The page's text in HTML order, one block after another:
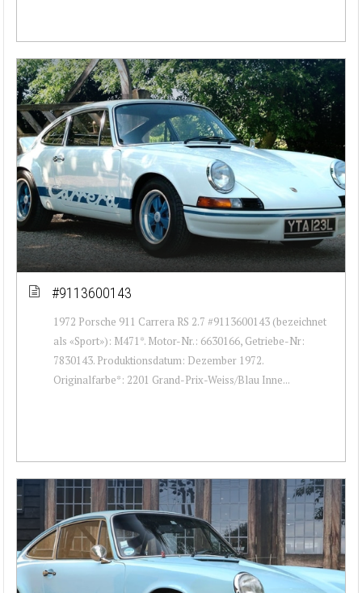
#9113600143
1972 Porsche 911 Carrera RS 2.7 #9113600143 (bezeichnet
als «Sport»): M471*. Motor-Nr.: 6630166, Getriebe-Nr:
7830143. Produktionsdatum: Dezember 1972.
Originalfarbe*: 2201 Grand-Prix-Weiss/Blau Inne...